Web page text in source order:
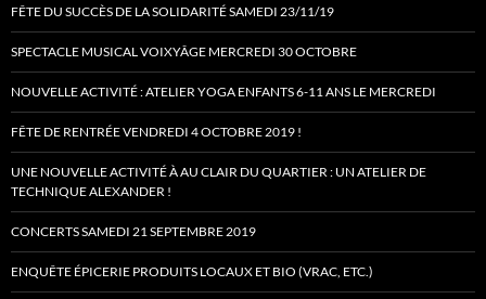
FÊTE DU SUCCÈS DE LA SOLIDARITÉ SAMEDI 23/11/19
SPECTACLE MUSICAL VOIXYÂGE MERCREDI 30 OCTOBRE
NOUVELLE ACTIVITÉ : ATELIER YOGA ENFANTS 6-11 ANS LE MERCREDI
FÊTE DE RENTRÉE VENDREDI 4 OCTOBRE 2019 !
UNE NOUVELLE ACTIVITÉ À AU CLAIR DU QUARTIER : UN ATELIER DE
TECHNIQUE ALEXANDER !
CONCERTS SAMEDI 21 SEPTEMBRE 2019
ENQUÊTE ÉPICERIE PRODUITS LOCAUX ET BIO (VRAC, ETC.)